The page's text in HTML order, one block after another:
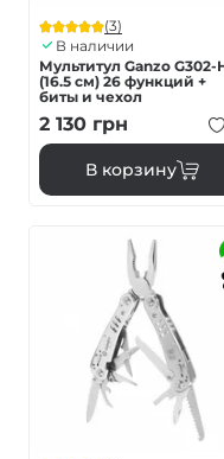
(3)
В наличии
Мультитул Ganzo G302-
(16.5 см) 26 функций +
биты и чехол
2 130 грн
В корзину